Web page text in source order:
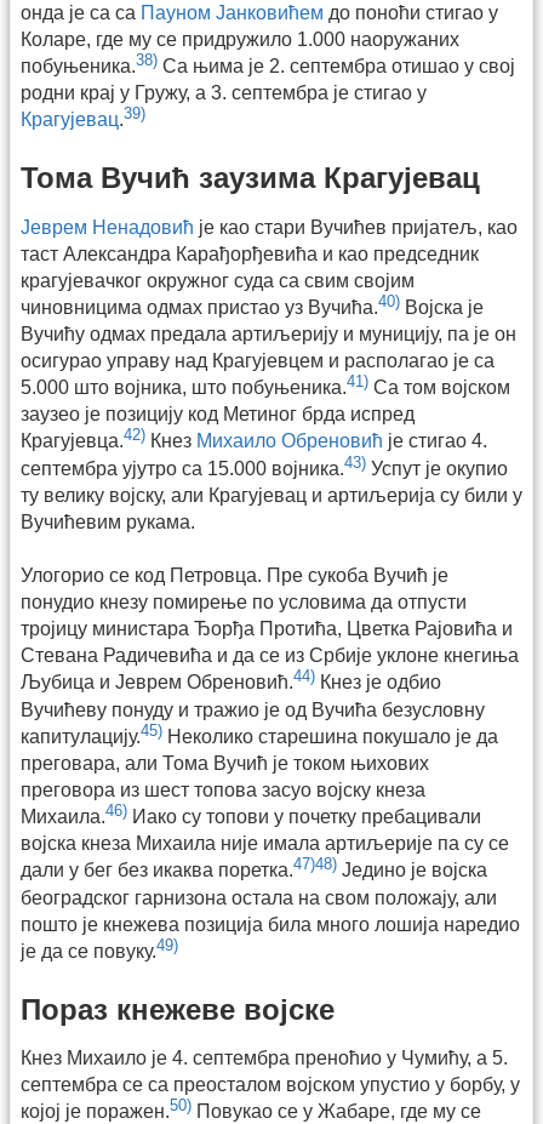
онда је са са Пауном Јанковићем до поноћи стигао у
Коларе, где му се придружило 1.000 наоружаних
побуњеника.38) Са њима је 2. септембра отишао у свој
родни крај у Гружу, а 3. септембра је стигао у
Крагујевац.39)
Тома Вучић заузима Крагујевац
Јеврем Ненадовић је као стари Вучићев пријатељ, као
таст Александра Карађорђевића и као председник
крагујевачког окружног суда са свим својим
чиновницима одмах пристао уз Вучића.40) Војска је
Вучићу одмах предала артиљерију и муницију, па је он
осигурао управу над Крагујевцем и располагао је са
5.000 што војника, што побуњеника.41) Са том војском
заузео је позицију код Метиног брда испред
Крагујевца.42) Кнез Михаило Обреновић је стигао 4.
септембра ујутро са 15.000 војника.43) Успут је окупио
ту велику војску, али Крагујевац и артиљерија су били у
Вучићевим рукама.
Улогорио се код Петровца. Пре сукоба Вучић је
понудио кнезу помирење по условима да отпусти
тројицу министара Ђорђа Протића, Цветка Рајовића и
Стевана Радичевића и да се из Србије уклоне кнегиња
Љубица и Јеврем Обреновић.44) Кнез је одбио
Вучићеву понуду и тражио је од Вучића безусловну
капитулацију.45) Неколико старешина покушало је да
преговара, али Тома Вучић је током њихових
преговора из шест топова засуо војску кнеза
Михаила.46) Иако су топови у почетку пребацивали
војска кнеза Михаила није имала артиљерије па су се
дали у бег без икаква поретка.47)48) Једино је војска
београдског гарнизона остала на свом положају, али
пошто је кнежева позиција била много лошија наредио
је да се повуку.49)
Пораз кнежеве војске
Кнез Михаило је 4. септембра преноћио у Чумићу, а 5.
септембра се са преосталом војском упустио у борбу, у
којој је поражен.50) Повукао се у Жабаре, где му се